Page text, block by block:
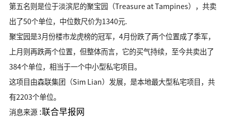
第五名则是位于淡滨尼的聚宝园（Treasure at Tampines），共卖
出了50个单位，中位数尺价为1340元.
聚宝园是3月份楼市龙虎榜的冠军，4月份跌了两个位置成了季军，
上月则再跌两个位置，但整体而言，它的买气持续，至今共卖出了
384个单位，相当于一个中小型私宅项目。
这项目由森联集团（Sim Lian）发展，是本地最大型私宅项目，共
有2203个单位。
消息来源:联合早报网